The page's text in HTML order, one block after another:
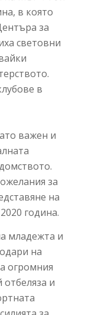
в която
за
световни
в
важен и
за
на
година.
младежта и
на
огромния
и